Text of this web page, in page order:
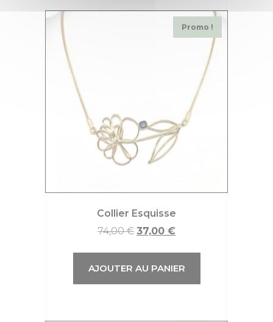
Promo !
Collier Esquisse
74,00€ 37,00 €
AJOUTER AU PANIER